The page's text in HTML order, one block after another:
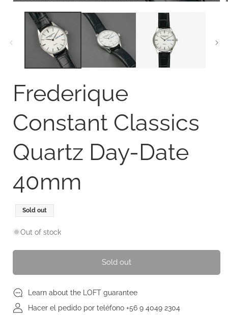
media
Frederique
Constant Classics
Quartz Day-Date
40mm
Regular
Sold out
Out of stock
Sold out
Learn about the LOFT guarantee
Hacer el pedido por teléfono +56 9 4049 2304